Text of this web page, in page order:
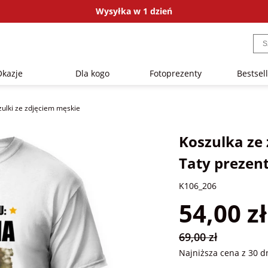
Wysyłka w 1 dzień
Dla kogo Fotoprezenty
ze zdjęciem męskie
Koszulka
Taty
K106_206
54,00 zł
69,00 zł
Najniższa cena z 30